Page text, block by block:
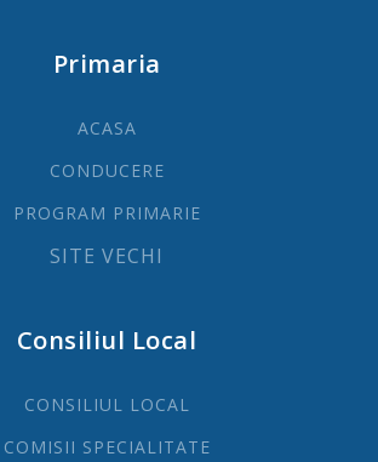
Primaria
ACASA
CONDUCERE
PROGRAM PRIMARIE
SITE VECHI
Consiliul Local
CONSILIUL LOCAL
COMISII SPECIALITATE